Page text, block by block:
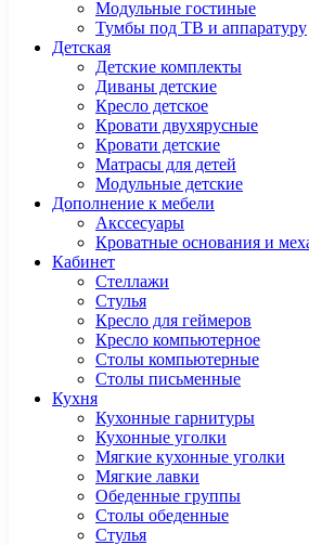
Модульные гостиные
Тумбы под ТВ и аппаратуру
Детская
Детские комплекты
Диваны детские
Кресло детское
Кровати двухярусные
Кровати детские
Матрасы для детей
Модульные детские
Дополнение к мебели
Акссесуары
Кроватные основания и
Кабинет
Cтеллажи
Cтулья
Кресло для геймеров
Кресло компьютерное
Столы компьютерные
Столы письменные
Кухня
Кухонные гарнитуры
Кухонные уголки
Мягкие кухонные уголки
Мягкие лавки
Обеденные группы
Столы обеденные
Стулья